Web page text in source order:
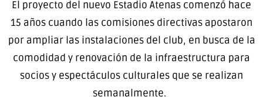
El proyecto del nuevo Estadio Atenas comenzó hace
15 años cuando las comisiones directivas apostaron
por ampliar las instalaciones del club, en busca de la
comodidad y renovación de la infraestructura para
socios y espectáculos culturales que se realizan
semanalmente.